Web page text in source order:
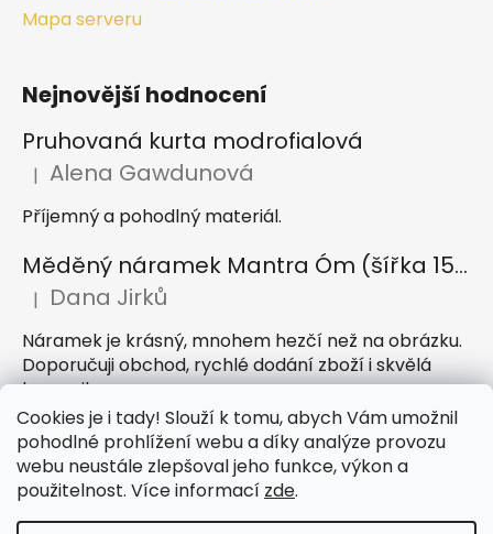
Cookies je i tady! Slouží k tomu, abych Vám umožnil
pohodlné prohlížení webu a díky analýze provozu
webu neustále zlepšoval jeho funkce, výkon a
použitelnost. Více informací zde.
Mapa serveru
Nejnovější hodnocení
Pruhovaná kurta modrofialová
Hodnocení produktu je 5 z 5 hvězdiček.
| Alena Gawdunová
Příjemný a pohodlný materiál.
Měděný náramek Mantra Óm (šířka 15 mm)
Hodnocení produktu je 5 z 5 hvězdiček.
| Dana Jirků
Náramek je krásný, mnohem hezčí než na obrázku.
Doporučuji obchod, rychlé dodání zboží i skvělá
komunikace
Hodnocení produktu je 5 z 5 hvězdiček.
| Petra Hejátková